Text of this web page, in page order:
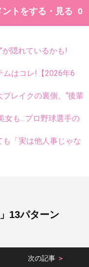
ントをする・見る
隠れているかも!
はコレ!【2026年6
レイクの裏側。“後輩
も...プロ野球選手の
「実は他人事じゃな
13パターン
次の記事